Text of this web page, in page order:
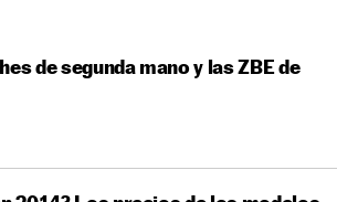
de segunda mano y las ZBE de